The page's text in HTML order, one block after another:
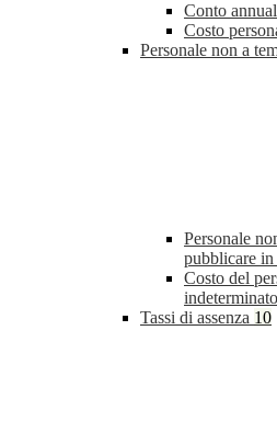
Conto
Costo
Personale non a
Personale
pubblicare in
Costo del
Tassi di assenza 10